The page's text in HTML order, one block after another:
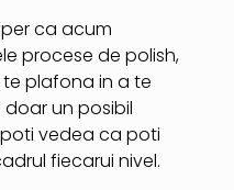
ca acum
procese de polish,
te plafona in a te
un posibil
vedea ca poti
fiecarui nivel.